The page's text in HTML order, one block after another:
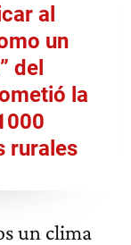
al
un
del
la
rurales
un clima